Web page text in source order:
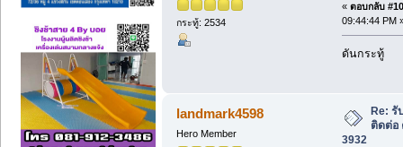
กระทู้: 2534
« ตอบกลับ
09:44:44 PM
ดันกระทู้
landmark4598
Hero Member
Re: รั
ติดต่อ
3932